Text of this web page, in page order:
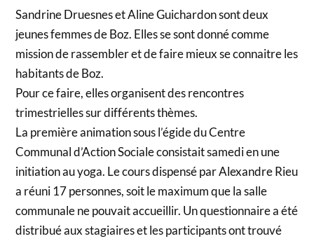
Sandrine Druesnes et Aline Guichardon sont deux
jeunes femmes de Boz. Elles se sont donné comme
mission de rassembler et de faire mieux se connaitre les
habitants de Boz.
Pour ce faire, elles organisent des rencontres
trimestrielles sur différents thèmes.
La première animation sous l’égide du Centre
Communal d’Action Sociale consistait samedi en une
initiation au yoga. Le cours dispensé par Alexandre Rieu
a réuni 17 personnes, soit le maximum que la salle
communale ne pouvait accueillir. Un questionnaire a été
distribué aux stagiaires et les participants ont trouvé